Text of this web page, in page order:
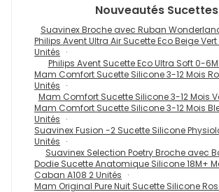
Nouveautés Sucettes
Suavinex Broche avec Ruban
Philips Avent Ultra Air Sucette Eco Beige
Unités
Philips Avent Sucette Eco Ultra Soft 0-
Mam Comfort Sucette Silicone 3-12 Mois
Unités
Mam Comfort Sucette Silicone 3-12 Mois
Mam Comfort Sucette Silicone 3-12 Mois
Unités
Suavinex Fusion -2 Sucette Silicone
Unités
Suavinex Selection Poetry Broche avec
Dodie Sucette Anatomique Silicone 18M+
Caban A108 2 Unités
Mam Original Pure Nuit Sucette Silicone